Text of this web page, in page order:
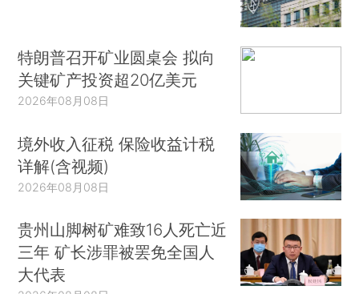
特朗普召开矿业圆桌会 拟向
关键矿产投资超20亿美元
2026年08月08日
境外收入征税 保险收益计税
详解(含视频)
2026年08月08日
贵州山脚树矿难致16人死亡近
三年 矿长涉罪被罢免全国人
大代表